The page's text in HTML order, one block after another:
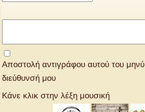
Αποστολή αντιγράφου αυτού του
διεύθυνσή μου
Κάνε κλικ στην λέξη μουσική